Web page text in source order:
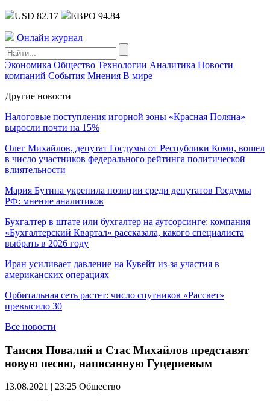
USD 82.17 ЕВРО 94.84
Онлайн журнал
Экономика Общество Технологии Аналитика Новости
компаний События Мнения В мире
Другие новости
Налоговые поступления игорной зоны «Красная Поляна»
выросли почти на 15%
Олег Михайлов, депутат Госдумы от Республики Коми, вошел
в число участников федерального рейтинга политической
влиятельности
Мария Бутина укрепила позиции среди депутатов Госдумы
РФ: мнение аналитиков
Бухгалтер в штате или бухгалтер на аутсорсинге: компания
«Бухгалтерский Квартал» рассказала, какого специалиста
выбрать в 2026 году
Иран усиливает давление на Кувейт из-за участия в
американских операциях
Орбитальная сеть растет: число спутников «Рассвет»
превысило 30
Все новости
Таисия Повалий и Стас Михайлов представят
новую песню, написанную Гуцериевым
13.08.2021 | 23:25 Общество